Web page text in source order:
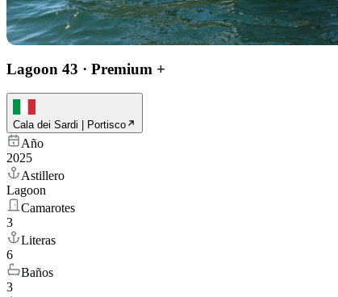
Lagoon 43 · Premium +
Cala dei Sardi | Portisco
Año
2025
Astillero
Lagoon
Camarotes
3
Literas
6
Baños
3